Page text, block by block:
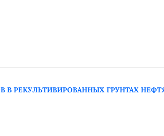
В РЕКУЛЬТИВИРОВАННЫХ ГРУНТАХ